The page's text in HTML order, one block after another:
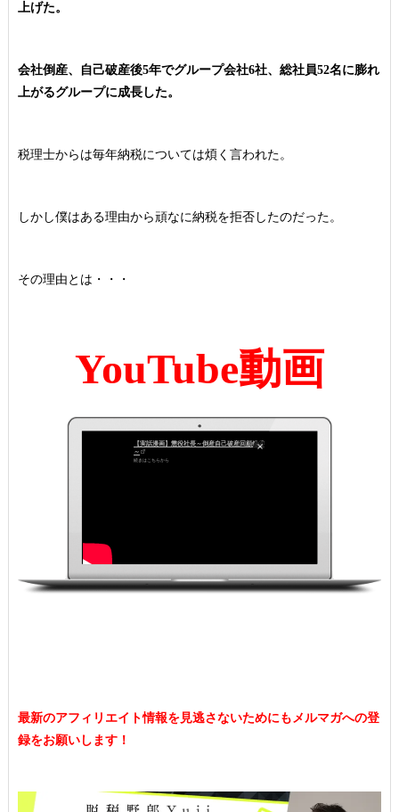
上げた。
会社倒産、自己破産後5年でグループ会社6社、総社員52名に膨れ
上がるグループに成長した。
税理士からは毎年納税については煩く言われた。
しかし僕はある理由から頑なに納税を拒否したのだった。
その理由とは・・・
YouTube動画
【実話漫画】懲役社長～倒産自己破産回顧録④
～
続きはこちらから
最新のアフィリエイト情報を見逃さないためにもメルマガへの登
録をお願いします！